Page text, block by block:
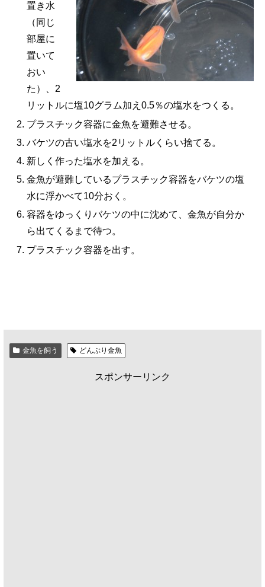
置き水
（同じ
部屋に
置いて
おい
た）、2
リットルに塩10グラム加え0.5％の塩水をつくる。
プラスチック容器に金魚を避難させる。
バケツの古い塩水を2リットルくらい捨てる。
新しく作った塩水を加える。
金魚が避難しているプラスチック容器をバケツの塩
水に浮かべて10分おく。
容器をゆっくりバケツの中に沈めて、金魚が自分か
ら出てくるまで待つ。
プラスチック容器を出す。
金魚を飼う どんぶり金魚
スポンサーリンク